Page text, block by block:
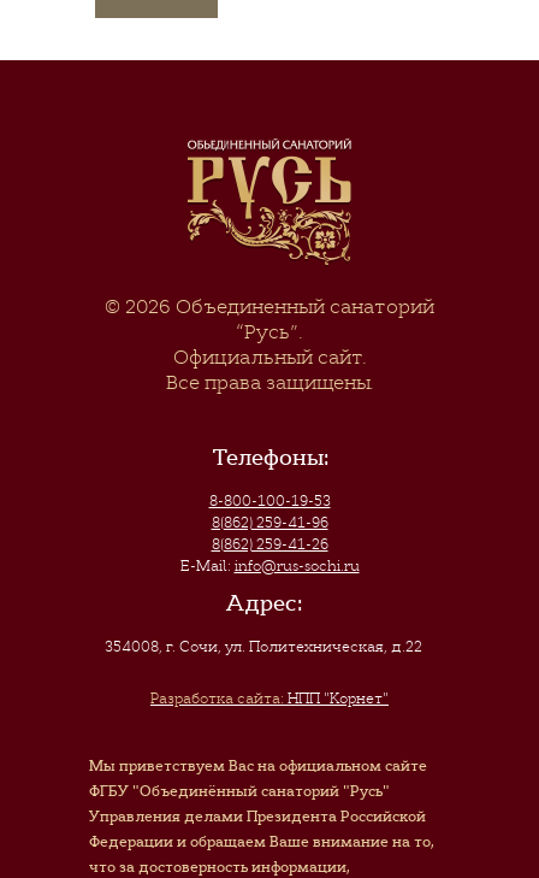
© 2026 Объединенный санаторий
“Русь”.
Официальный сайт.
Все права защищены.
Телефоны:
8-800-100-19-53
8(862) 259-41-96
8(862) 259-41-26
E-Mail: info@rus-sochi.ru
Адрес:
354008, г. Сочи,ул. Политехническая, д.22
Разработка сайта: НПП "Корнет"
Мы приветствуем Вас на официальном сайте
ФГБУ "Объединённый санаторий "Русь"
Управления делами Президента Российской
Федерации и обращаем Ваше внимание на то,
что за достоверность информации,